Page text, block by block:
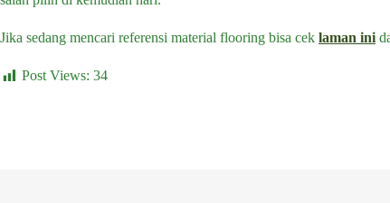
Jika sedang mencari referensi material flooring bisa cek laman ini
Post Views: 34